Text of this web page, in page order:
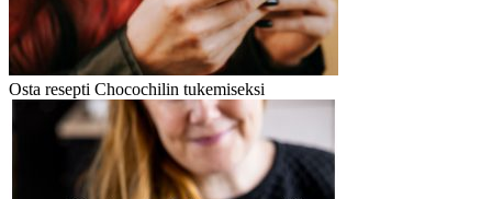
Osta resepti Chocochilin tukemiseksi